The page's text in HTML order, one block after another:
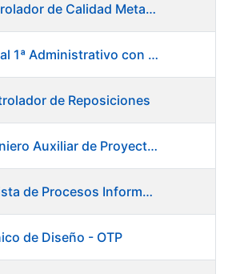
OE 17/23 - Controlador de Calidad Metalurgia
OE 28/23 - Oficial 1ª Administrativo con inglés y francés
de Reposiciones
OE 33/23 - Ingeniero Auxiliar de Proyectos. Marketing
OE 18/23 - Analista de Procesos Informáticos
de Diseño - OTP